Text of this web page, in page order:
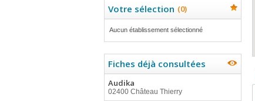
Votre sélection (0)
Aucun établissement sélectionné
Fiches déjà consultées
Audika
02400 Château Thierry